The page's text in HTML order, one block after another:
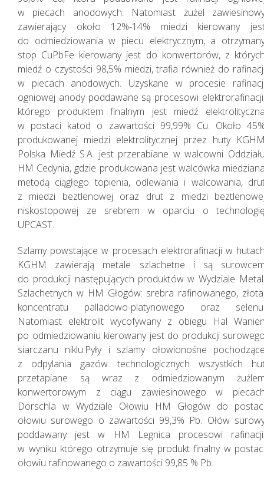
Sprawozdania
Finansowe
Jednostkowe
w piecach anodowych. Natomiast żużel
zawierający około 12%-14% miedzi kierowany
do odmiedziowania w piecu elektrycznym, a
stop CuPbFe kierowany jest do konwertorów, z
miedź o czystości 98,5% miedzi, trafia również do
w piecach anodowych. Uzyskane w procesie
ogniowej anody poddawane są procesowi
którego produktem finalnym jest miedź
w postaci katod o zawartości 99,99% Cu. Około
produkowanej miedzi elektrolitycznej przez huty
Polska Miedź S.A. jest przerabiane w walcowni
HM Cedynia, gdzie produkowana jest walcówka
metodą ciągłego topienia, odlewania i walcowania,
z miedzi beztlenowej oraz drut z miedzi
niskostopowej ze srebrem w oparciu o
UPCAST.
Szlamy powstające w procesach elektrorafinacji w
KGHM zawierają metale szlachetne i są
do produkcji następujących produktów w Wydziale
Szlachetnych w HM Głogów: srebra rafinowanego,
koncentratu palladowo-platynowego oraz
Natomiast elektrolit wycofywany z obiegu Hal
po odmiedziowaniu kierowany jest do produkcji
siarczanu niklu.Pyły i szlamy ołowionośne
z odpylania gazów technologicznych wszystkich
przetapiane są wraz z odmiedziowanym
konwertorowym z ciągu zawiesinowego w
Dörschla w Wydziale Ołowiu HM Głogów do
ołowiu surowego o zawartości 99,3% Pb. Ołów
poddawany jest w HM Legnica procesowi
w wyniku którego otrzymuje się produkt finalny w
ołowiu rafinowanego o zawartości 99,85 % Pb.